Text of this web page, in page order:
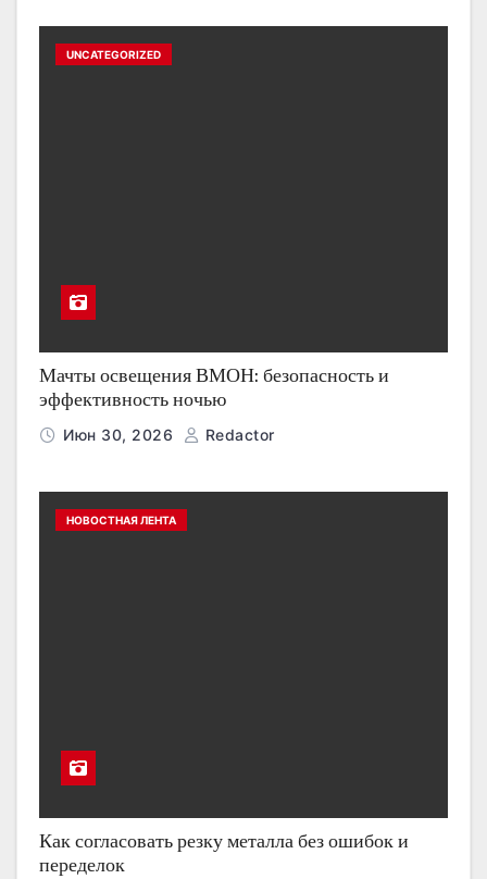
UNCATEGORIZED
Мачты освещения ВМОН: безопасность и
эффективность ночью
Июн 30, 2026 Redactor
НОВОСТНАЯ ЛЕНТА
Как согласовать резку металла без ошибок и
переделок